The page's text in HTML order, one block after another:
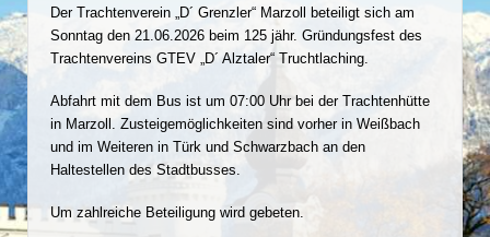
Der Trachtenverein „D´ Grenzler“ Marzoll beteiligt sich am
Sonntag den 21.06.2026 beim 125 jähr. Gründungsfest des
Trachtenvereins GTEV „D´ Alztaler“ Truchtlaching.
Abfahrt mit dem Bus ist um 07:00 Uhr bei der Trachtenhütte
in Marzoll. Zusteigemöglichkeiten sind vorher in Weißbach
und im Weiteren in Türk und Schwarzbach an den
Haltestellen des Stadtbusses.
Um zahlreiche Beteiligung wird gebeten.